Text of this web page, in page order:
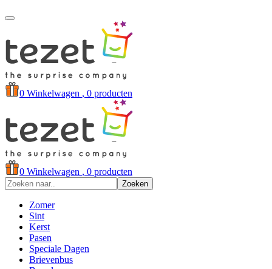
0 Winkelwagen , 0 producten
0 Winkelwagen , 0 producten
Zoeken
Zomer
Sint
Kerst
Pasen
Speciale Dagen
Brievenbus